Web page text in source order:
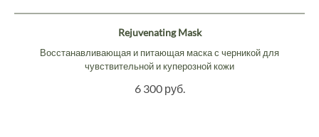
Rejuvenating Mask
Восстанавливающая и питающая маска с черникой для
чувствительной и куперозной кожи
6 300 руб.